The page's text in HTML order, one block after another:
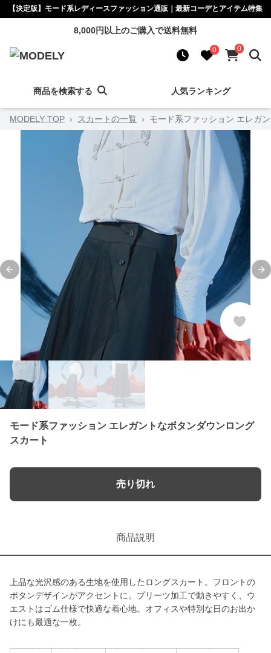
【決定版】モード系レディースファッション通販｜最新コーデとアイテム特集
8,000円以上のご購入で送料無料
0 0
商品を検索する 人気ランキング
MODELY TOP › スカートの一覧 › モード系ファッション エレガ
Previous slide
モード系ファッション エレガントなボタンダウンロング
スカート
売り切れ
商品説明
上品な光沢感のある生地を使用したロングスカート。フロントの
ボタンデザインがアクセントに。プリーツ加工で動きやすく、ウ
エストはゴム仕様で快適な着心地。オフィスや特別な日のお出か
けにも最適な一枚。